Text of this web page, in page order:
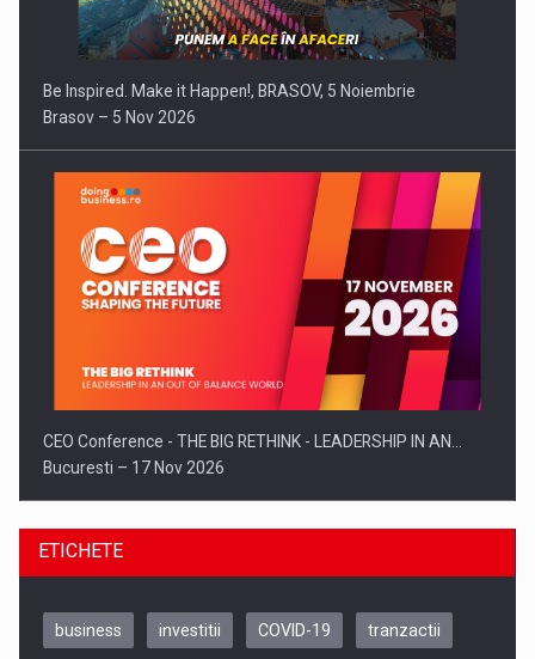
Be Inspired. Make it Happen!, BRASOV, 5 Noiembrie
Brasov – 5 Nov 2026
CEO Conference - THE BIG RETHINK - LEADERSHIP IN AN…
Bucuresti – 17 Nov 2026
ETICHETE
business investitii COVID-19 tranzactii